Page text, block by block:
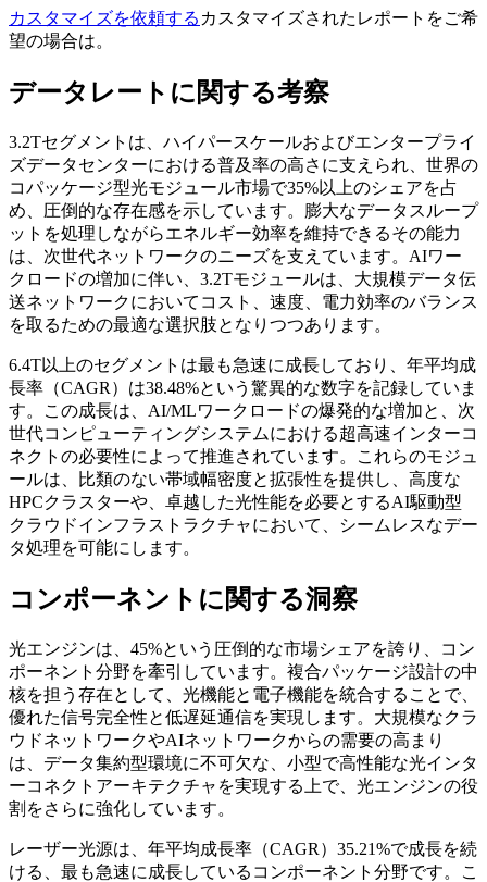
カスタマイズを依頼する カスタマイズされたレポートをご希
望の場合は。
データレートに関する考察
3.2Tセグメントは、ハイパースケールおよびエンタープライ
ズデータセンターにおける普及率の高さに支えられ、世界の
コパッケージ型光モジュール市場で35%以上のシェアを占
め、圧倒的な存在感を示しています。膨大なデータスループ
ットを処理しながらエネルギー効率を維持できるその能力
は、次世代ネットワークのニーズを支えています。AIワー
クロードの増加に伴い、3.2Tモジュールは、大規模データ伝
送ネットワークにおいてコスト、速度、電力効率のバランス
を取るための最適な選択肢となりつつあります。
6.4T以上のセグメントは最も急速に成長しており、年平均成
長率（CAGR）は38.48%という驚異的な数字を記録していま
す。この成長は、AI/MLワークロードの爆発的な増加と、次
世代コンピューティングシステムにおける超高速インターコ
ネクトの必要性によって推進されています。これらのモジュ
ールは、比類のない帯域幅密度と拡張性を提供し、高度な
HPCクラスターや、卓越した光性能を必要とするAI駆動型
クラウドインフラストラクチャにおいて、シームレスなデー
タ処理を可能にします。
コンポーネントに関する洞察
光エンジンは、45%という圧倒的な市場シェアを誇り、コン
ポーネント分野を牽引しています。複合パッケージ設計の中
核を担う存在として、光機能と電子機能を統合することで、
優れた信号完全性と低遅延通信を実現します。大規模なクラ
ウドネットワークやAIネットワークからの需要の高まり
は、データ集約型環境に不可欠な、小型で高性能な光インタ
ーコネクトアーキテクチャを実現する上で、光エンジンの役
割をさらに強化しています。
レーザー光源は、年平均成長率（CAGR）35.21%で成長を続
ける、最も急速に成長しているコンポーネント分野です。こ